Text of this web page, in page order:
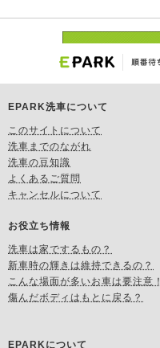
EPARK洗車について
このサイトについて
洗車までのながれ
洗車の豆知識
よくあるご質問
キャンセルについて
お役立ち情報
洗車は家でするもの？
新車時の輝きは維持できるの？
こんな場面が多いお車は要注意！
傷んだボディはもとに戻る？
EPARKについて